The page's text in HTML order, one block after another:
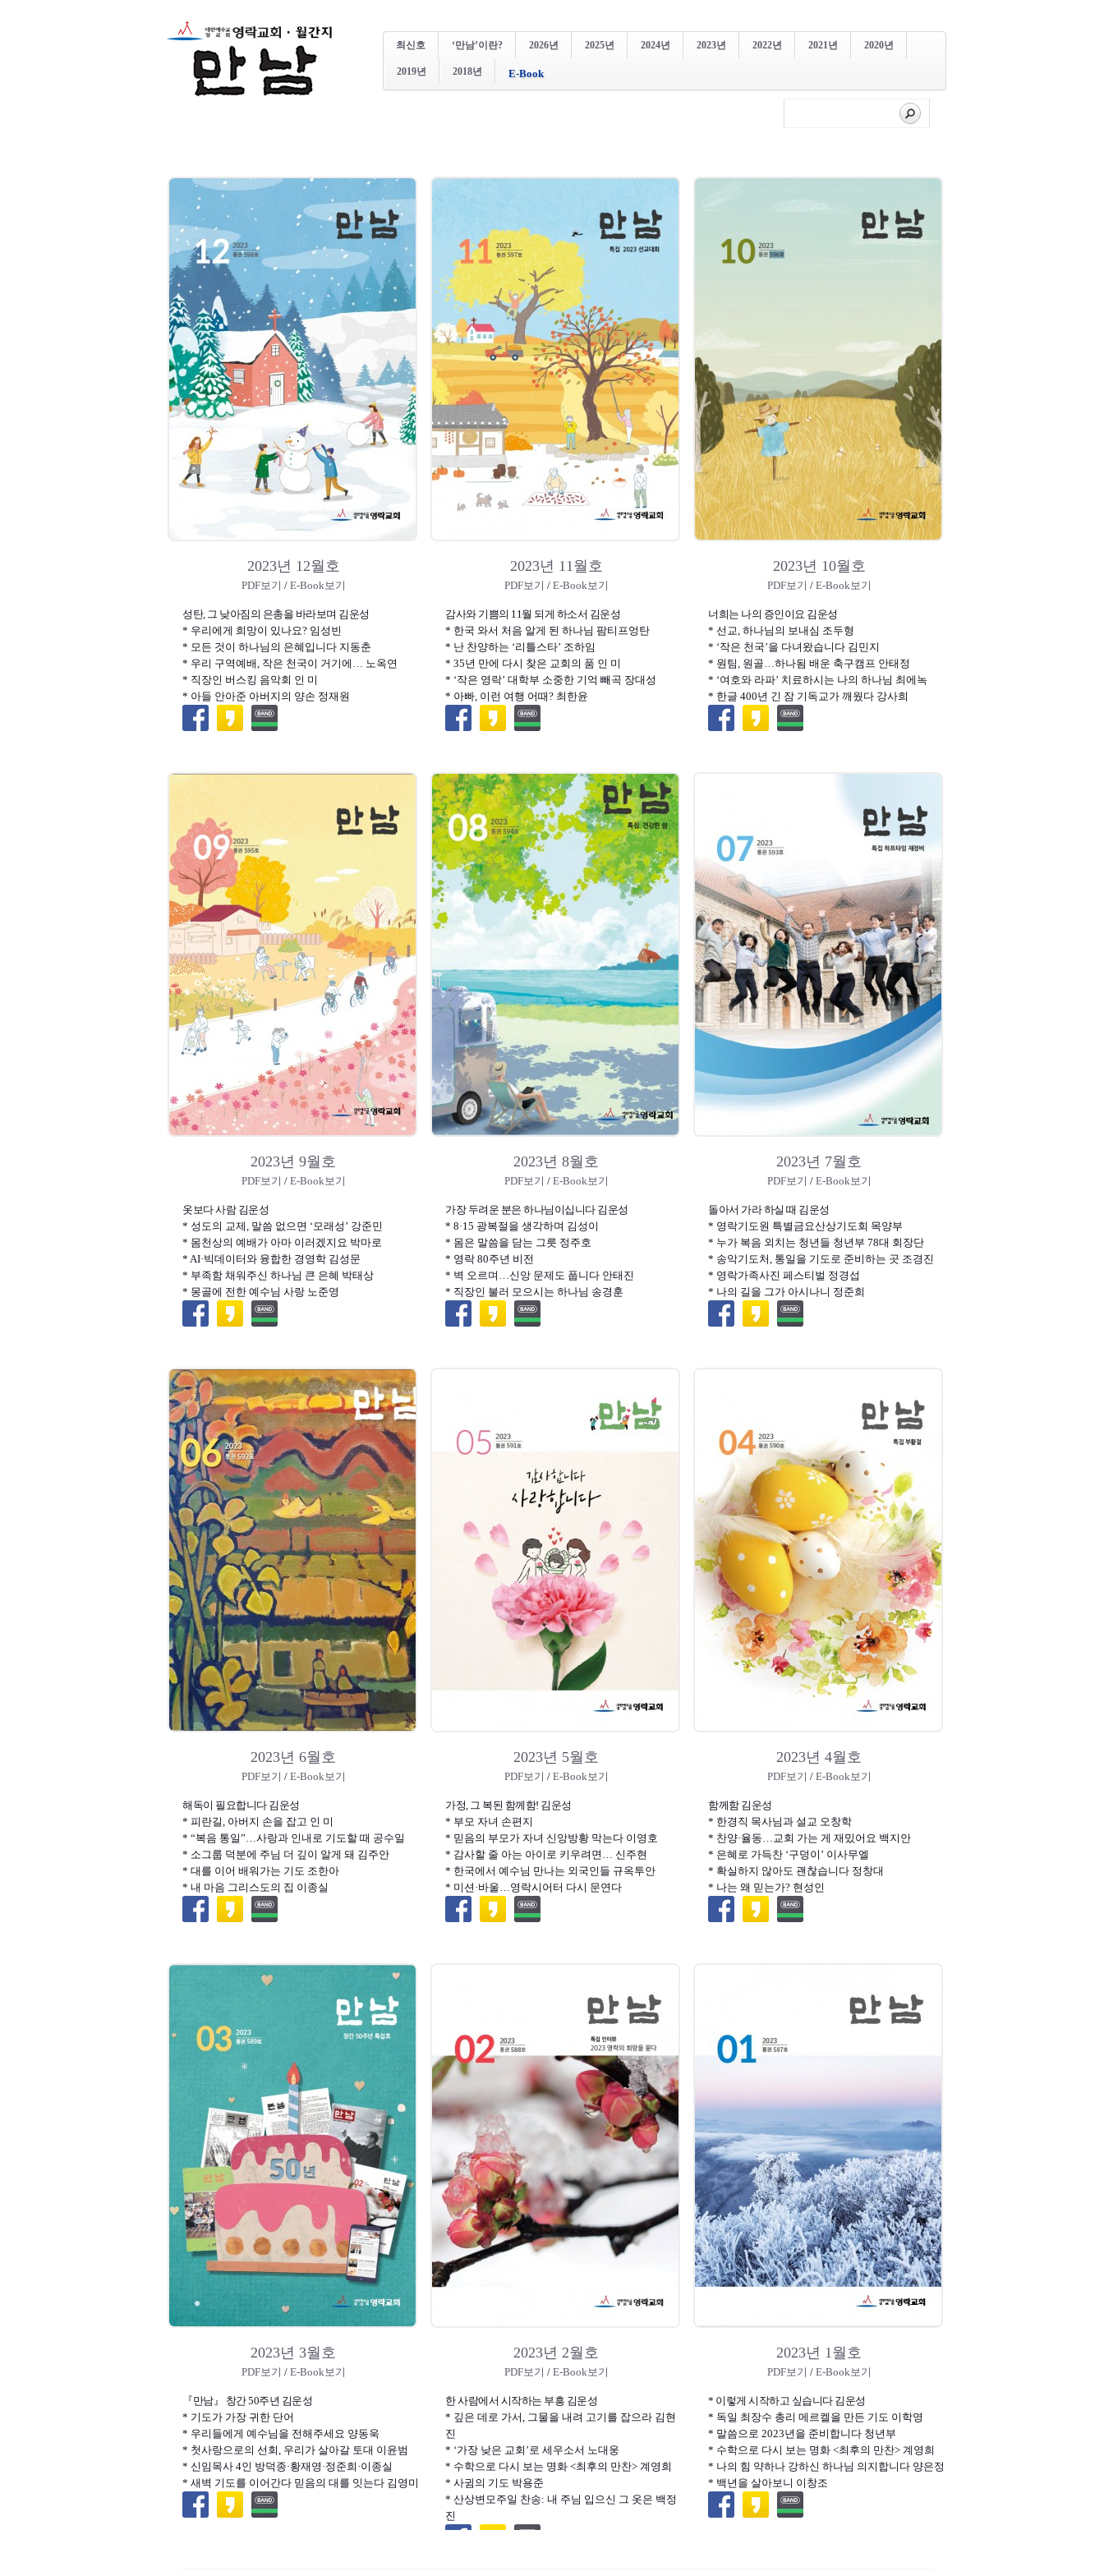
최신호 ‘만남’이란? 2026년 2025년 2024년 2023년 2022년 2021년 2020년
2019년 2018년 E-Book
2023년 12월호
PDF보기 / E-Book보기
성탄, 그 낮아짐의 은총을 바라보며 김운성
* 우리에게 희망이 있나요? 임성빈
* 모든 것이 하나님의 은혜입니다 지동춘
* 우리 구역예배, 작은 천국이 거기에… 노옥연
* 직장인 버스킹 음악회 인 미
* 아들 안아준 아버지의 양손 정재원
2023년 11월호
PDF보기 / E-Book보기
감사와 기쁨의 11월 되게 하소서 김운성
* 한국 와서 처음 알게 된 하나님 팜티프엉탄
* 난 찬양하는 ‘리틀스타’ 조하임
* 35년 만에 다시 찾은 교회의 품 인 미
* ‘작은 영락’ 대학부 소중한 기억 빼곡 장대성
* 아빠, 이런 여행 어때? 최한윤
2023년 10월호
PDF보기 / E-Book보기
너희는 나의 증인이요 김운성
* 선교, 하나님의 보내심 조두형
* ‘작은 천국’을 다녀왔습니다 김민지
* 원팀, 원골…하나됨 배운 축구캠프 안태정
* ‘여호와 라파’ 치료하시는 나의 하나님 최에녹
* 한글 400년 긴 잠 기독교가 깨웠다 강사희
2023년 9월호
PDF보기 / E-Book보기
옷보다 사람 김운성
* 성도의 교제, 말씀 없으면 ‘모래성’ 강준민
* 몸천상의 예배가 아마 이러겠지요 박마로
* AI·빅데이터와 융합한 경영학 김성문
* 부족함 채워주신 하나님 큰 은혜 박태상
* 몽골에 전한 예수님 사랑 노준영
2023년 8월호
PDF보기 / E-Book보기
가장 두려운 분은 하나님이십니다 김운성
* 8·15 광복절을 생각하며 김성이
* 몸은 말씀을 담는 그릇 정주호
* 영락 80주년 비전
* 벽 오르며…신앙 문제도 풉니다 안태진
* 직장인 불러 모으시는 하나님 송경훈
2023년 7월호
PDF보기 / E-Book보기
돌아서 가라 하실 때 김운성
* 영락기도원 특별금요산상기도회 목양부
* 누가 복음 외치는 청년들 청년부 78대 회장단
* 송악기도처, 통일을 기도로 준비하는 곳 조경진
* 영락가족사진 페스티벌 정경섭
* 나의 길을 그가 아시나니 정준희
2023년 6월호
PDF보기 / E-Book보기
해독이 필요합니다 김운성
* 피란길, 아버지 손을 잡고 인 미
* “복음 통일”…사랑과 인내로 기도할 때 공수일
* 소그룹 덕분에 주님 더 깊이 알게 돼 김주안
* 대를 이어 배워가는 기도 조한아
* 내 마음 그리스도의 집 이종실
2023년 5월호
PDF보기 / E-Book보기
가정, 그 복된 함께함! 김운성
* 부모 자녀 손편지
* 믿음의 부모가 자녀 신앙방황 막는다 이영호
* 감사할 줄 아는 아이로 키우려면… 신주현
* 한국에서 예수님 만나는 외국인들 규옥투안
* 미션·바울…영락시어터 다시 문연다
2023년 4월호
PDF보기 / E-Book보기
함께함 김운성
* 한경직 목사님과 설교 오창학
* 찬양·율동…교회 가는 게 재밌어요 백지안
* 은혜로 가득찬 ‘구덩이’ 이사무엘
* 확실하지 않아도 괜찮습니다 정창대
* 나는 왜 믿는가? 현성인
2023년 3월호
PDF보기 / E-Book보기
『만남』 창간 50주년 김운성
* 기도가 가장 귀한 단어
* 우리들에게 예수님을 전해주세요 양동욱
* 첫사랑으로의 선회, 우리가 살아갈 토대 이윤범
* 신임목사 4인 방덕종·황재영·정준희·이종실
* 새벽 기도를 이어간다 믿음의 대를 잇는다 김영미
2023년 2월호
PDF보기 / E-Book보기
한 사람에서 시작하는 부흥 김운성
* 깊은 데로 가서, 그물을 내려 고기를 잡으라 김현
진
* ‘가장 낮은 교회’로 세우소서 노대웅
* 수학으로 다시 보는 명화 <최후의 만찬> 계영희
* 사귐의 기도 박용준
* 산상변모주일 찬송: 내 주님 입으신 그 옷은 백정
진
2023년 1월호
PDF보기 / E-Book보기
* 이렇게 시작하고 싶습니다 김운성
* 독일 최장수 총리 메르켈을 만든 기도 이학영
* 말씀으로 2023년을 준비합니다 청년부
* 수학으로 다시 보는 명화 <최후의 만찬> 계영희
* 나의 힘 약하나 강하신 하나님 의지합니다 양은정
* 백년을 살아보니 이창조